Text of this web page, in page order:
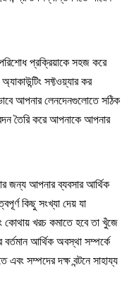
প্রক্রিয়াকে সহজ করে
সফ্টওয়্যার কর
আপনার লেনদেনগুলোতে সঠিক
তৈরি করে আপনাকে আপনার
জন্য আপনার ব্যবসার আর্থিক
কিছু সংখ্যা দেয় যা
খরচ কমাতে হবে তা খুঁজে
আর্থিক অবস্থা সম্পর্কে
সম্পদের দক্ষ বন্টনে সাহায্য